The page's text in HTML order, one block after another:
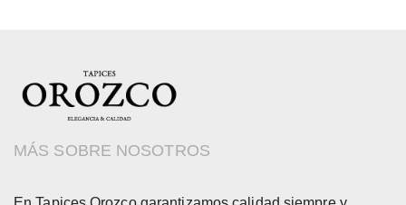
MÁS SOBRE NOSOTROS